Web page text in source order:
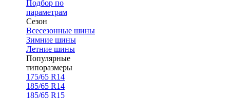
Подбор по
параметрам
Сезон
Всесезонные шины
Зимние шины
Летние шины
Популярные
типоразмеры
175/65 R14
185/65 R14
185/65 R15